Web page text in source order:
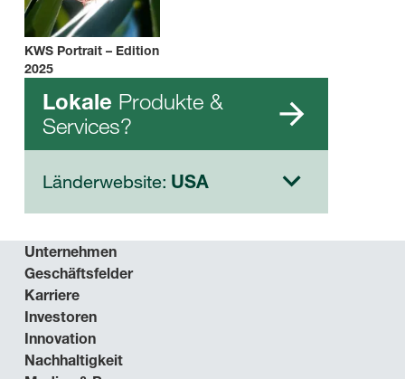
KWS Portrait – Edition
2025
Lokale Produkte &
Services?
Länderwebsite: USA
Unternehmen
Geschäftsfelder
Karriere
Investoren
Innovation
Nachhaltigkeit